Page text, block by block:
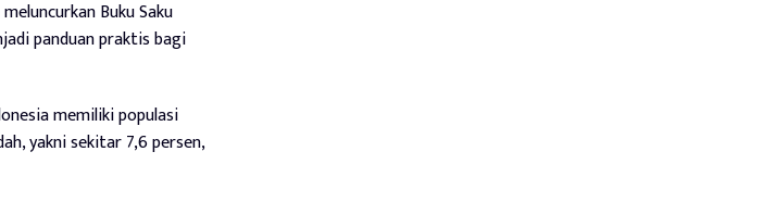
Buku Saku
panduan praktis bagi
memiliki populasi
yakni sekitar 7,6 persen,